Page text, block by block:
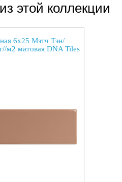
этой коллекции
6x25 Мэтч Тэн/
м2 матовая DNA Tiles